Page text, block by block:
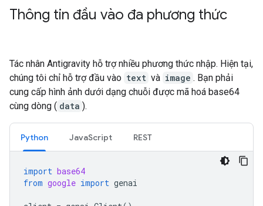
Thông tin đầu vào đa phương thức
Tác nhân Antigravity hỗ trợ nhiều phương thức nhập. Hiện tại,
chúng tôi chỉ hỗ trợ đầu vào text và image . Bạn phải
cung cấp hình ảnh dưới dạng chuỗi được mã hoá base64
cùng dòng ( data ).
Python JavaScript REST
import base64
from google import genai